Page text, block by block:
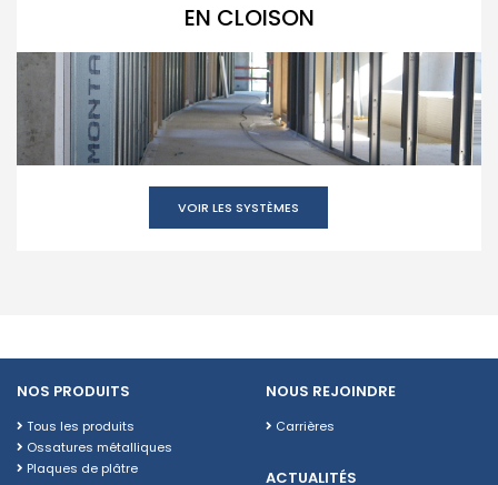
EN CLOISON
VOIR LES SYSTÈMES
NOS PRODUITS
Tous les produits
Ossatures métalliques
Plaques de plâtre
NOUS REJOINDRE
Carrières
ACTUALITÉS